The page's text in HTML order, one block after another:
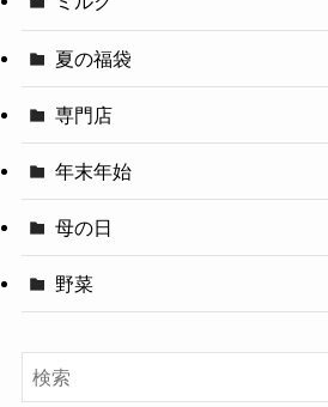
夏の福袋
専門店
年末年始
母の日
野菜